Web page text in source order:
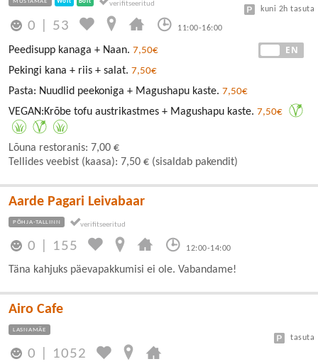
MUSTAMÄE Wolt Bolt
0 53 11:00-16:00
kuni 2h tasuta
EN
Peedisupp kanaga + Naan. 7,50€
Pekingi kana + riis + salat. 7,50€
Pasta: Nuudlid peekoniga + Magushapu kaste. 7,50€
VEGAN:Krõbe tofu austrikastmes + Magushapu kaste. 7,50€
Lõuna restoranis: 7,00 €
Tellides veebist (kaasa): 7,50 € (sisaldab pakendit)
Aarde Pagari Leivabaar
PÕHJA-TALLINN
0 155 12:00-14:00
Täna kahjuks päevapakkumisi ei ole. Vabandame!
Airo Cafe
LASNAMÄE
0 1052
tasuta